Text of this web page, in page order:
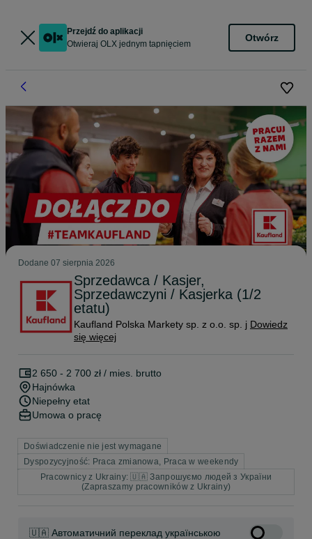
Przejdź do aplikacji
Otwieraj OLX jednym tapnięciem
Otwórz
Dodane 07 sierpnia 2026
Sprzedawca / Kasjer,
Sprzedawczyni / Kasjerka (1/2
etatu)
Kaufland Polska Markety sp. z o.o. sp. j Dowiedz
się więcej
2 650 - 2 700 zł / mies. brutto
Hajnówka
Niepełny etat
Umowa o pracę
Doświadczenie nie jest wymagane
Dyspozycyjność: Praca zmianowa, Praca w weekendy
Pracownicy z Ukrainy: 🇺🇦 Запрошуємо людей з України
(Zapraszamy pracowników z Ukrainy)
🇺🇦 Автоматичний переклад українською